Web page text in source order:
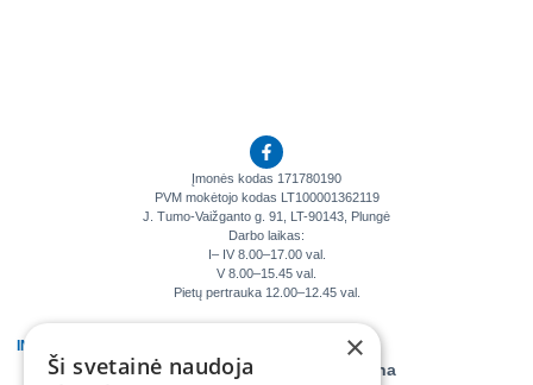
Įmonės kodas 171780190
PVM mokėtojo kodas LT100001362119
J. Tumo-Vaižganto g. 91, LT-90143, Plungė
Darbo laikas:
I– IV 8.00–17.00 val.
V 8.00–15.45 val.
Pietų pertrauka 12.00–12.45 val.
INFORMACIJA
Veiklos ataskaitos
KLIENTAMS
Savitarna
×
Ši svetainė naudoja